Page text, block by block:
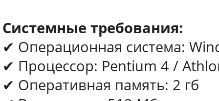
Системные требования:
✔ Операционная система:
✔ Процессор: Pentium 4 /
✔ Оперативная память: 2 гб